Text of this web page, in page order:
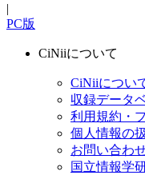
|
PC版
CiNiiについて
CiNiiについ
収録データ
利用規約・
個人情報の
お問い合わ
国立情報学